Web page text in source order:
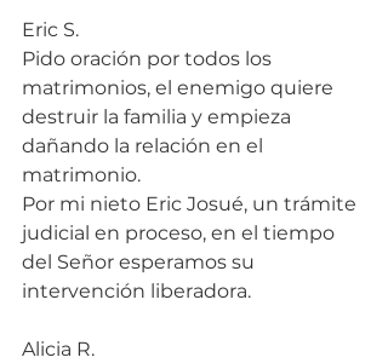
Eric S.
Pido oración por todos los
matrimonios, el enemigo quiere
destruir la familia y empieza
dañando la relación en el
matrimonio.
Por mi nieto Eric Josué, un trámite
judicial en proceso, en el tiempo
del Señor esperamos su
intervención liberadora.
Alicia R.